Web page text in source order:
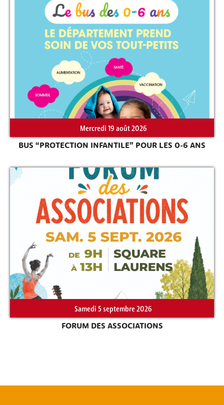
Rechercher sur le site
Mercredi 19 août 2026
BUS “PROTECTION INFANTILE” POUR LES 0-6 ANS
Samedi 5 septembre 2026
FORUM DES ASSOCIATIONS